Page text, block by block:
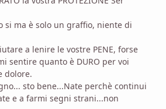
si ma è solo un graffio, niente di
a lenire le vostre PENE, forse
sentire quanto è DURO per voi
dolore.
sto bene...Nate perchè continui
e a farmi segni strani...non